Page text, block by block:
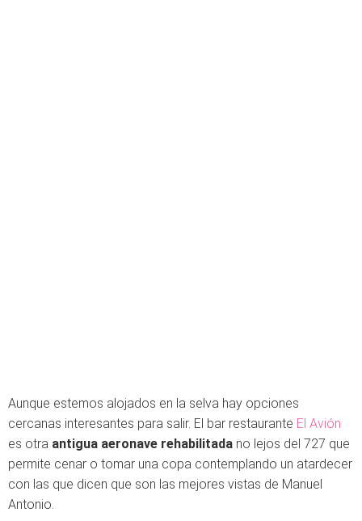
Aunque estemos alojados en la selva hay opciones
cercanas interesantes para salir. El bar restaurante El Avión
es otra antigua aeronave rehabilitada no lejos del 727 que
permite cenar o tomar una copa contemplando un atardecer
con las que dicen que son las mejores vistas de Manuel
Antonio.